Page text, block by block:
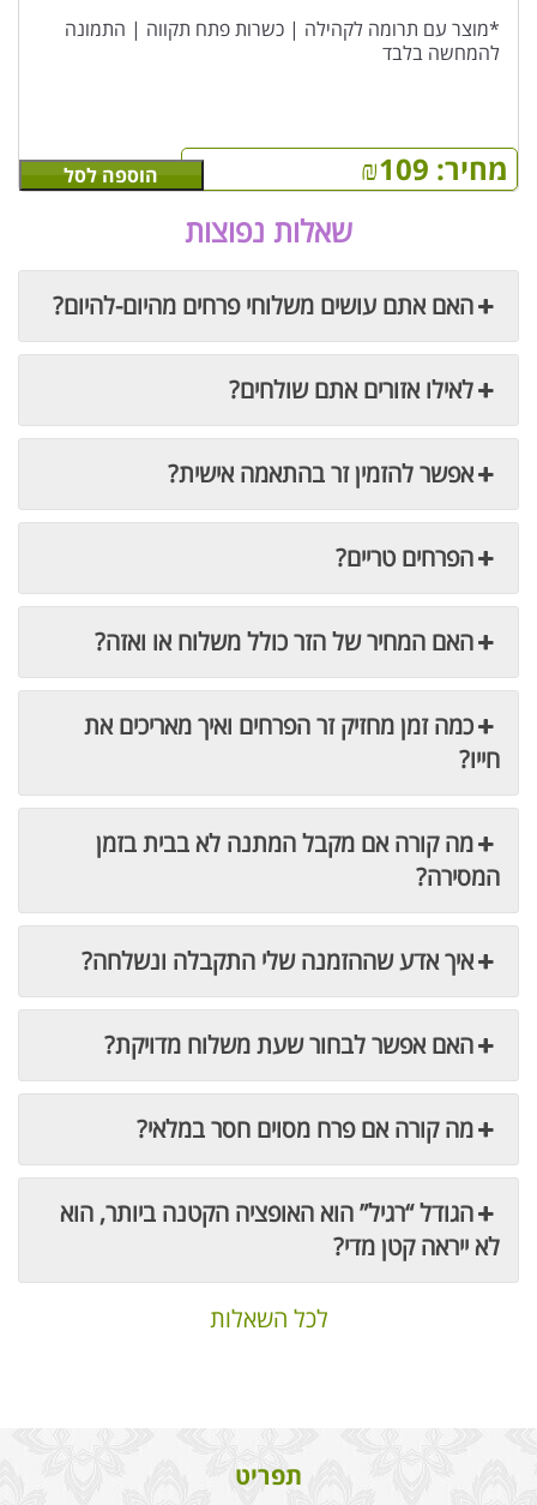
*מוצר עם תרומה לקהילה | כשרות פתח תקווה | התמונה
להמחשה בלבד
מחיר: ₪109 הוספה לסל
שאלות נפוצות
האם אתם עושים משלוחי פרחים מהיום-להיום?
לאילו אזורים אתם שולחים?
אפשר להזמין זר בהתאמה אישית?
הפרחים טריים?
האם המחיר של הזר כולל משלוח או ואזה?
כמה זמן מחזיק זר הפרחים ואיך מאריכים את
חייו?
מה קורה אם מקבל המתנה לא בבית בזמן
המסירה?
איך אדע שההזמנה שלי התקבלה ונשלחה?
האם אפשר לבחור שעת משלוח מדויקת?
מה קורה אם פרח מסוים חסר במלאי?
הגודל “רגיל” הוא האופציה הקטנה ביותר, הוא
לא ייראה קטן מדי?
לכל השאלות
תפריט